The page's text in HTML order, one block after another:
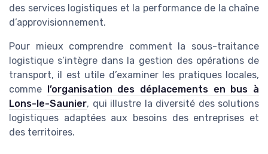
des services logistiques et la performance de la chaîne
d’approvisionnement.
Pour mieux comprendre comment la sous-traitance
logistique s’intègre dans la gestion des opérations de
transport, il est utile d’examiner les pratiques locales,
comme l’organisation des déplacements en bus à
Lons-le-Saunier, qui illustre la diversité des solutions
logistiques adaptées aux besoins des entreprises et
des territoires.